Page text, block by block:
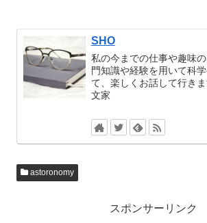
SHO
私の今までの仕事や趣味
門知識や経験を用いて科
て、楽しくお話して行き
文家
astoronomy
スポンサーリンク